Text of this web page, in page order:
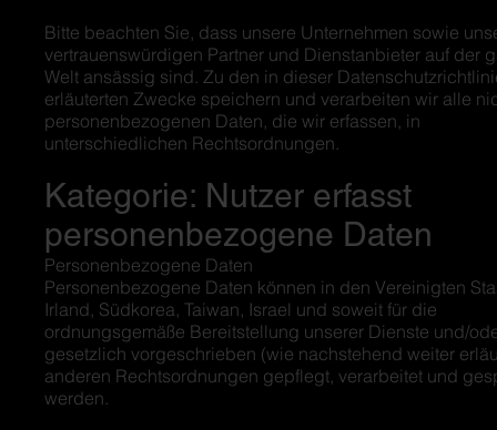
Bitte beachten Sie, dass unsere Unternehmen sowie
vertrauenswürdigen Partner und Dienstanbieter auf der
Welt ansässig sind. Zu den in dieser
erläuterten Zwecke speichern und verarbeiten wir alle
personenbezogenen Daten, die wir erfassen, in
unterschiedlichen Rechtsordnungen.
Kategorie: Nutzer erfasst
personenbezogene Daten
Personenbezogene Daten
Personenbezogene Daten können in den Vereinigten
Irland, Südkorea, Taiwan, Israel und soweit für die
ordnungsgemäße Bereitstellung unserer Dienste und/
gesetzlich vorgeschrieben (wie nachstehend weiter
anderen Rechtsordnungen gepflegt, verarbeitet und
werden.